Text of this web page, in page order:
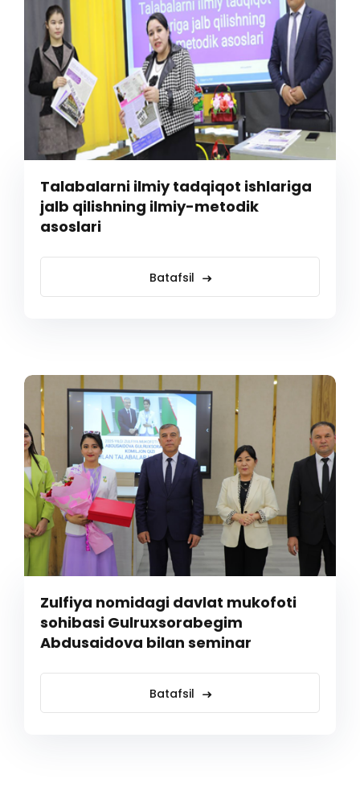
Talabalarni ilmiy tadqiqot ishlariga
jalb qilishning ilmiy-metodik
asoslari
Batafsil
Zulfiya nomidagi davlat mukofoti
sohibasi Gulruxsorabegim
Abdusaidova bilan seminar
Batafsil